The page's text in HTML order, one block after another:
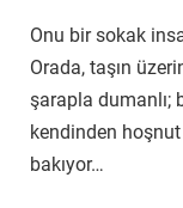
Onu bir sokak
Orada, taşın
şarapla dumanlı;
kendinden
bakıyor…